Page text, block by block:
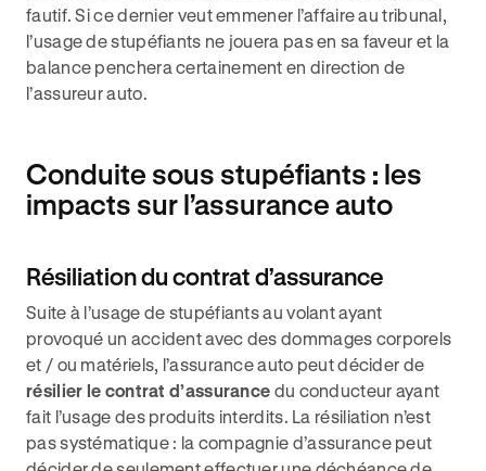
fautif. Si ce dernier veut emmener l’affaire au tribunal,
l’usage de stupéfiants ne jouera pas en sa faveur et la
balance penchera certainement en direction de
l’assureur auto.
Conduite sous stupéfiants : les
impacts sur l’assurance auto
Résiliation du contrat d’assurance
Suite à l’usage de stupéfiants au volant ayant
provoqué un accident avec des dommages corporels
et / ou matériels, l’assurance auto peut décider de
résilier le contrat d’assurance du conducteur ayant
fait l’usage des produits interdits. La résiliation n’est
pas systématique : la compagnie d’assurance peut